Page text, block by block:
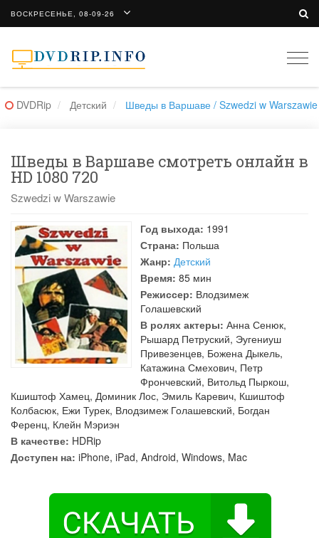
ВОСКРЕСЕНЬЕ, 08-09-26
DVDRip Детский Шведы в Варшаве / Szwedzi w Warszawie
Шведы в Варшаве смотреть онлайн в
HD 1080 720
Szwedzi w Warszawie
Год выхода: 1991
Страна: Польша
Жанр: Детский
Время: 85 мин
Режиссер: Влодзимеж
Голашевский
В ролях актеры: Анна Сенюк,
Рышард Петруский, Эугениуш
Привезенцев, Божена Дыкель,
Катажина Смехович, Петр
Фрончевский, Витольд Пыркош,
Кшиштоф Хамец, Доминик Лос, Эмиль Каревич, Кшиштоф
Колбасюк, Ежи Турек, Влодзимеж Голашевский, Богдан
Ференц, Клейн Мэриэн
В качестве: HDRip
Доступен на: iPhone, iPad, Android, Windows, Mac